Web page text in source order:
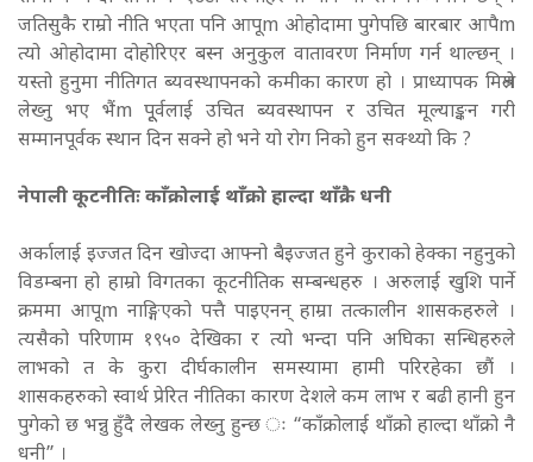
जतिसुकै राम्रो नीति भएता पनि आपूm ओहोदामा पुगेपछि बारबार आपैm
त्यो ओहोदामा दोहोरिएर बस्न अनुकुल वातावरण निर्माण गर्न थाल्छन् ।
यस्तो हुनुमा नीतिगत ब्यवस्थापनको कमीका कारण हो । प्राध्यापक मिश्रले
लेख्नु भए भैंm पूूर्वलाई उचित ब्यवस्थापन र उचित मूल्याङ्कन गरी
सम्मानपूर्वक स्थान दिन सक्ने हो भने यो रोग निको हुन सक्थ्यो कि ?
नेपाली कूटनीतिः काँक्रोलाई थाँक्रो हाल्दा थाँक्रै धनी
अर्कालाई इज्जत दिन खोज्दा आफ्नो बैइज्जत हुने कुराको हेक्का नहुनुको
विडम्बना हो हाम्रो विगतका कूटनीतिक सम्बन्धहरु । अरुलाई खुशि पार्ने
क्रममा आपूm नाङ्गिएको पत्तै पाइएनन् हाम्रा तत्कालीन शासकहरुले ।
त्यसैको परिणाम १९५० देखिका र त्यो भन्दा पनि अघिका सन्धिहरुले
लाभको त के कुरा दीर्घकालीन समस्यामा हामी परिरहेका छौं ।
शासकहरुको स्वार्थ प्रेरित नीतिका कारण देशले कम लाभ र बढी हानी हुन
पुगेको छ भन्नु हुँदै लेखक लेख्नु हुन्छ ः “काँक्रोलाई थाँक्रो हाल्दा थाँक्रो नै
धनी” ।